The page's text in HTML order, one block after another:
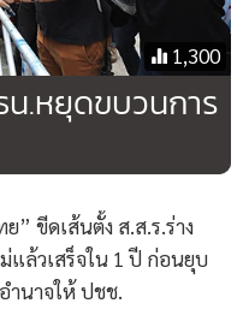
1,300
น.หยุดขบวนการ
ย” ขีดเส้นตั้ง ส.ส.ร.ร่าง
แล้วเสร็จใน 1 ปี ก่อนยุบ
ำนาจให้ ปชช.